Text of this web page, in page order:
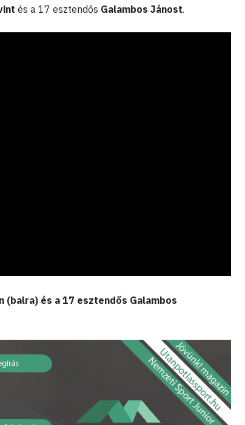
és a 17 esztendős Galambos Jánost.
(balra) és a 17 esztendős Galambos